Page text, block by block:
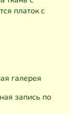
платок с
галерея
запись по